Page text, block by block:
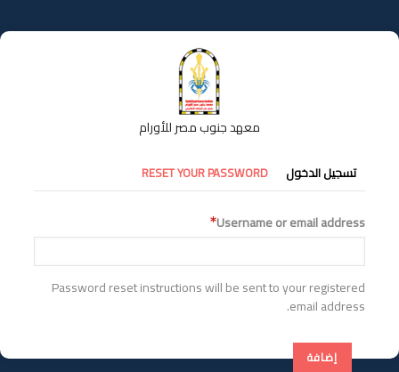
إلى
المحتوى
معهد جنوب مصر للأورام
التبويبات
الأساسية
تسجيل الدخول RESET YOUR PASSWORD
Username or email address
Password reset instructions will be sent to your registered
email address.